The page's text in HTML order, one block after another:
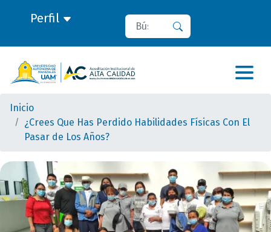
Perfil Buscar
Inicio
¿Crees Que Has Perdido Habilidades Físicas Con El
Pasar de Los Años?